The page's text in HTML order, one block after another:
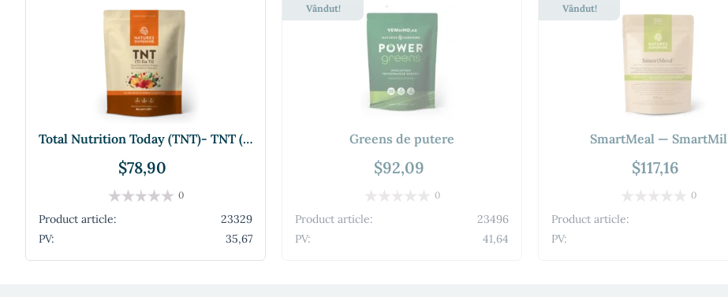
Total Nutrition Today (TNT)- TNT (toate nu
$78,90
0
Product article:
23329
PV:
35,67
Vândut!
Greens de putere
$92,09
0
Product article:
23496
PV:
41,64
Vândut!
SmartMeal — SmartMil
$117,16
0
Product article:
PV: